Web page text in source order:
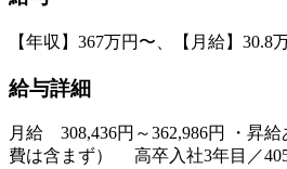
【年収】367万円〜、【月給】30.8
給与詳細
月給 308,436円～362,986円 ・昇
費は含まず） 高卒入社3年目／